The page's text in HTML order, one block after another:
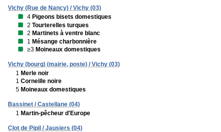
Vichy (Rue de Nancy) / Vichy (03)
4 Pigeons bisets domestiques
2 Tourterelles turques
2 Martinets à ventre blanc
1 Mésange charbonnière
≥3 Moineaux domestiques
Vichy (bourg) (mairie, poste) / Vichy (03)
1 Merle noir
1 Corneille noire
5 Moineaux domestiques
Bassinet / Castellane (04)
1 Martin-pêcheur d'Europe
Clot de Pipil / Jausiers (04)